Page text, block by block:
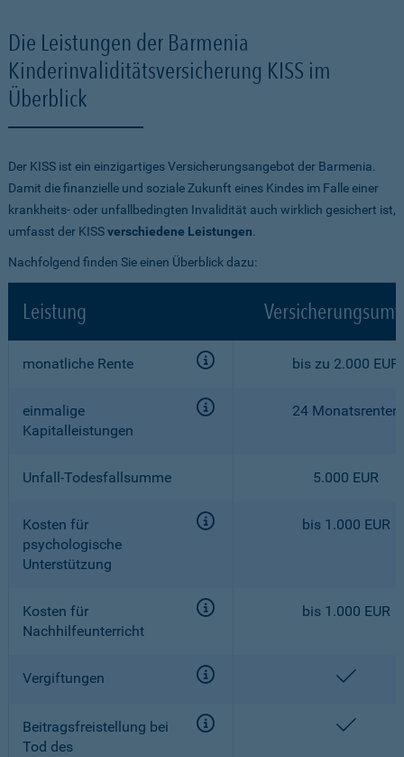
Die Leistungen der Barmenia
Kinderinvaliditätsversicherung KISS im
Überblick
Der KISS ist ein einzigartiges Versicherungsangebot der Barmenia.
Damit die finanzielle und soziale Zukunft eines Kindes im Falle einer
krankheits- oder unfallbedingten Invalidität auch wirklich gesichert ist,
umfasst der KISSverschiedene Leistungen.
Nachfolgend finden Sie einen Überblick dazu:
Leistung
monatliche Rente bis zu 2.000 EUR
einmalige
Kapitalleistungen
24 Monatsrenten
Unfall-Todesfallsumme 5.000 EUR
Kosten für
psychologische
Unterstützung
bis 1.000 EUR
Kosten für
Nachhilfeunterricht
bis 1.000 EUR
Vergiftungen
Beitragsfreistellung bei
Tod des